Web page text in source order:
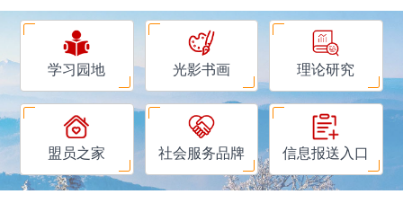
学习园地 光影书画 理论研究
盟员之家 社会服务品牌 信息报送入口